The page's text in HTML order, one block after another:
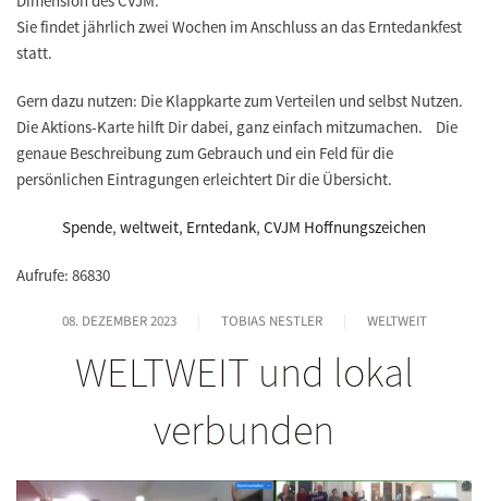
Sie findet jährlich zwei Wochen im Anschluss an das Erntedankfest
statt.
Gern dazu nutzen: Die Klappkarte zum Verteilen und selbst Nutzen.
Die Aktions-Karte hilft Dir dabei, ganz einfach mitzumachen. Die
genaue Beschreibung zum Gebrauch und ein Feld für die
persönlichen Eintragungen erleichtert Dir die Übersicht.
Spende, weltweit, Erntedank, CVJM Hoffnungszeichen
Aufrufe: 86830
08. DEZEMBER 2023 TOBIAS NESTLER WELTWEIT
WELTWEIT und lokal
verbunden